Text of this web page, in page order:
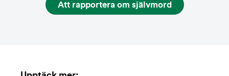
Att rapportera om självmord